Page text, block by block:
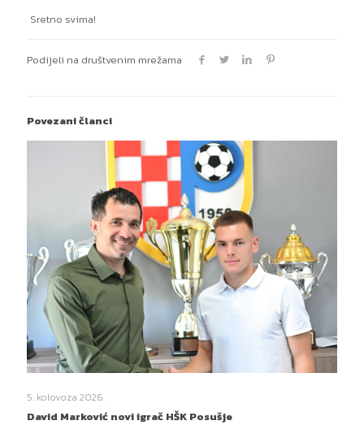
Sretno svima!
Podijeli na društvenim mrežama
Povezani članci
5. kolovoza 2026.
David Marković novi igrač HŠK Posušje